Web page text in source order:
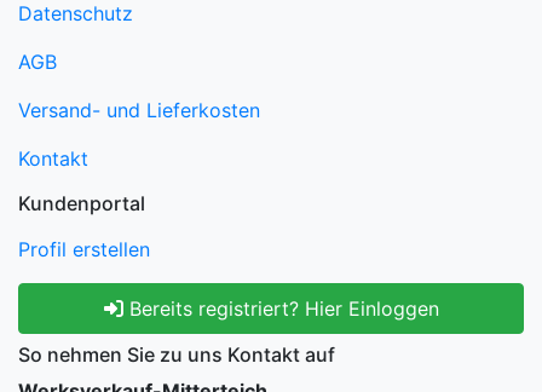
Datenschutz
AGB
Versand- und Lieferkosten
Kontakt
Kundenportal
Profil erstellen
Bereits registriert? Hier Einloggen
So nehmen Sie zu uns Kontakt auf